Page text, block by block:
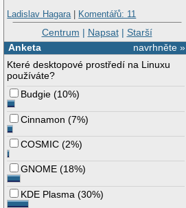
Ladislav Hagara| Komentářů: 11
Centrum | Napsat| Starší
navrhněte »
Anketa
Které desktopové prostředí na Linuxu
používáte?
Budgie (10%)
Cinnamon (7%)
COSMIC (2%)
GNOME (18%)
KDE Plasma (30%)